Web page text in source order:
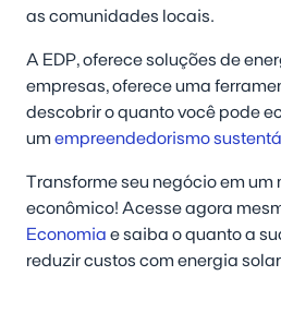
as comunidades locais.
A EDP, oferece soluções de
empresas, oferece uma
descobrir o quanto você pode
um empreendedorismo
Transforme seu negócio em um
econômico! Acesse agora
Economia e saiba o quanto a
reduzir custos com energia solar